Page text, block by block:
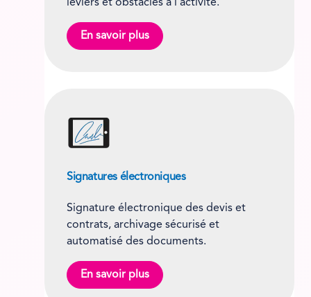
leviers et obstacles à l’activité.
En savoir plus
Signatures électroniques
Signature électronique des devis et
contrats, archivage sécurisé et
automatisé des documents.
En savoir plus